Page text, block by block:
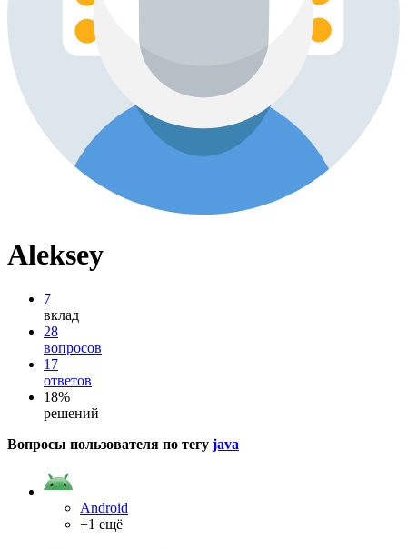
Aleksey
7
вклад
28
вопросов
17
ответов
18%
решений
Вопросы пользователя по тегу java
Android
+1 ещё